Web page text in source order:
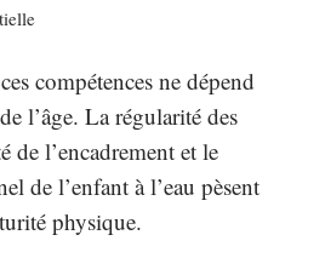
compétences ne dépend
l’âge. La régularité des
de l’encadrement et le
de l’enfant à l’eau pèsent
physique.